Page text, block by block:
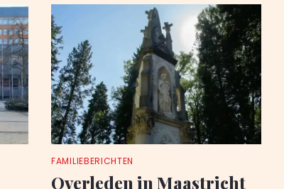
FAMILIEBERICHTEN
Overleden in Maastricht